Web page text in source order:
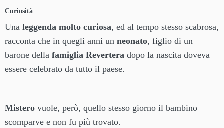
Curiosità
Una leggenda molto curiosa, ed al tempo stesso scabrosa,
racconta che in quegli anni un neonato, figlio di un
barone della famiglia Revertera dopo la nascita doveva
essere celebrato da tutto il paese.
Mistero vuole, però, quello stesso giorno il bambino
scomparve e non fu più trovato.